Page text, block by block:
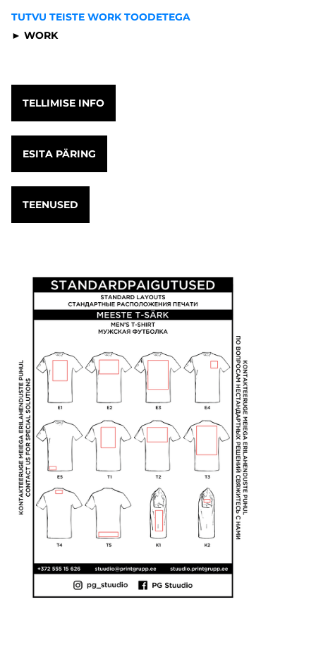
TUTVU TEISTE WORK TOODETEGA
► WORK
TELLIMISE INFO
ESITA PÄRING
TEENUSED